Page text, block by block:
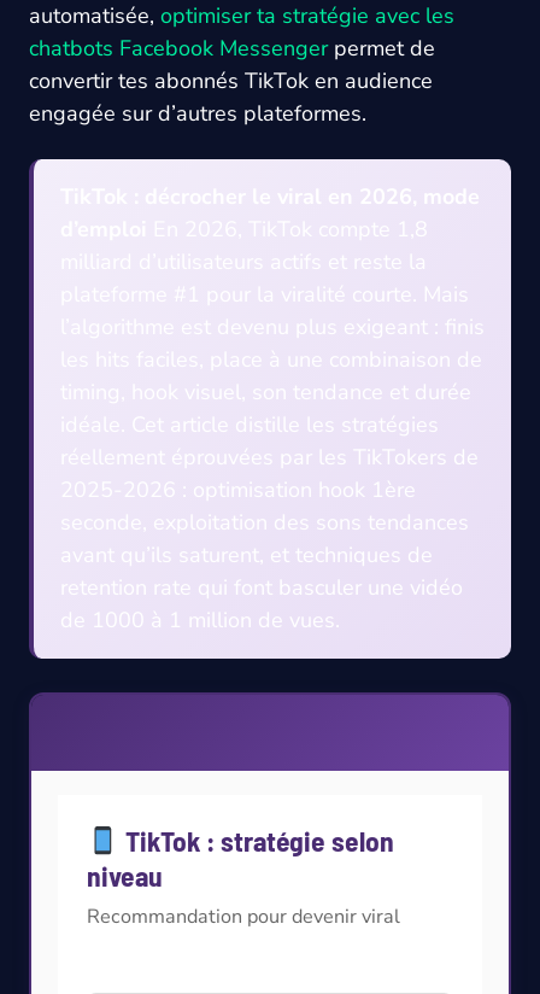
automatisée, optimiser ta stratégie avec les
chatbots Facebook Messengerpermet de
convertir tes abonnés TikTok en audience
engagée sur d’autres plateformes.
TikTok : décrocher le viral en 2026, mode
En 2026, TikTok compte 1,8
milliard d’utilisateurs actifs et reste la
plateforme #1 pour la viralité courte. Mais
l’algorithme est devenu plus exigeant : finis
les hits faciles, place à une combinaison de
timing, hook visuel, son tendance et durée
idéale. Cet article distille les stratégies
réellement éprouvées par les TikTokers de
2025-2026 : optimisation hook 1ère
seconde, exploitation des sons tendances
avant qu’ils saturent, et techniques de
retention rate qui font basculer une vidéo
de 1000 à 1 million de vues.
TikTok : stratégie selon
niveau
Recommandation pour devenir viral